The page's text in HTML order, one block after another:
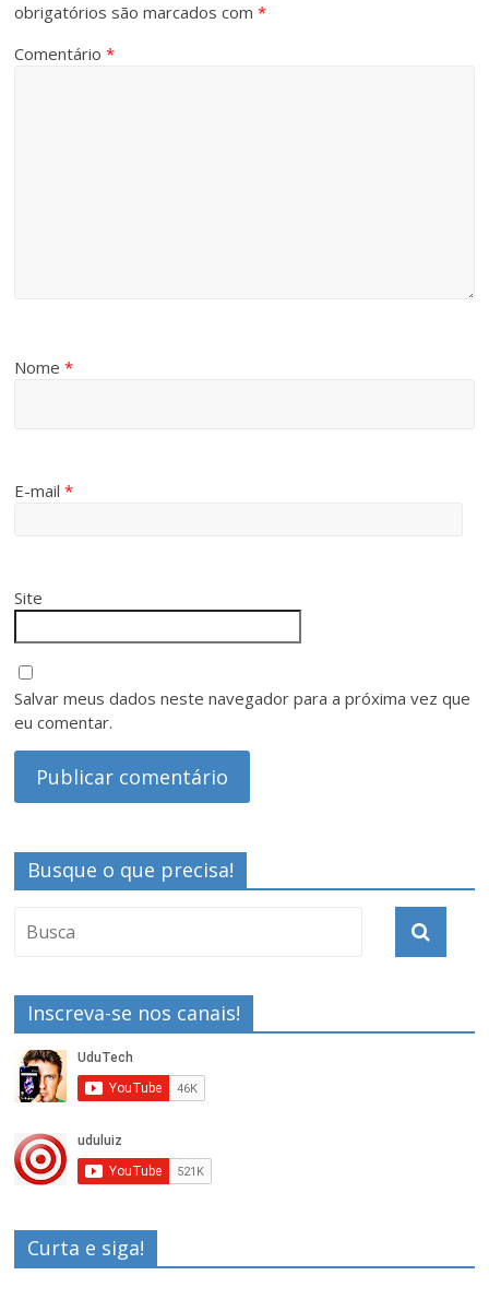
obrigatórios são marcados com*
Comentário*
Nome*
E-mail*
Site
Salvar meus dados neste navegador para a próxima vez que
eu comentar.
Busque o que precisa!
Inscreva-se nos canais!
Curta e siga!